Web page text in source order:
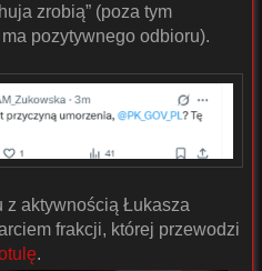
zrobią” (poza tym
pozytywnego odbioru).
z aktywnością Łukasza
frakcji, której przewodzi
.